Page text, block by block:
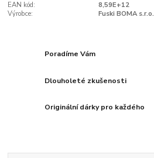
EAN kód:
8,59E+12
Výrobce:
Fuski BOMA s.r.o.
Poradíme Vám
Dlouholeté zkušenosti
Originální dárky pro každého